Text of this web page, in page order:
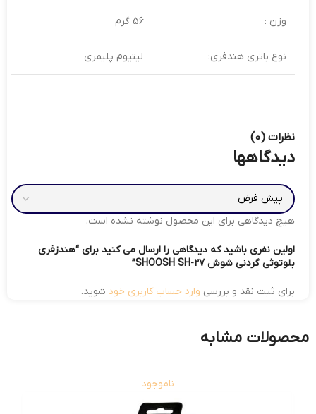
وزن : 56 گرم
نوع باتری هندفری: لیتیوم پلیمری
نظرات (0)
دیدگاهها
هیچ دیدگاهی برای این محصول نوشته نشده است.
اولین نفری باشید که دیدگاهی را ارسال می کنید برای “هندزفری
بلوتوثی گردنی شوش SHOOSH SH-27”
برای ثبت نقد و بررسی وارد حساب کاربری خود شوید.
محصولات مشابه
ناموجود